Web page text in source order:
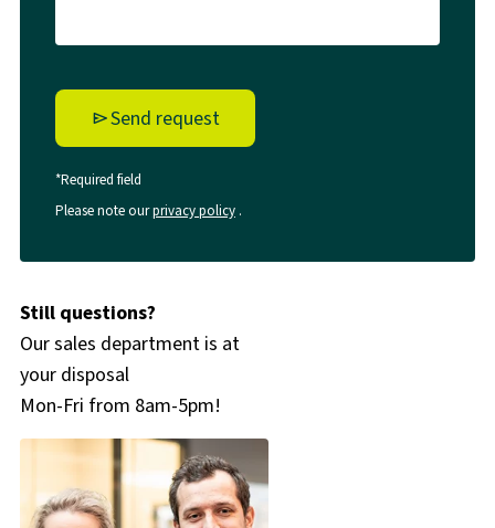
Send request
*Required field
Please note ourprivacy policy.
Still questions?
Our sales department is at
your disposal
Mon-Fri from 8am-5pm!